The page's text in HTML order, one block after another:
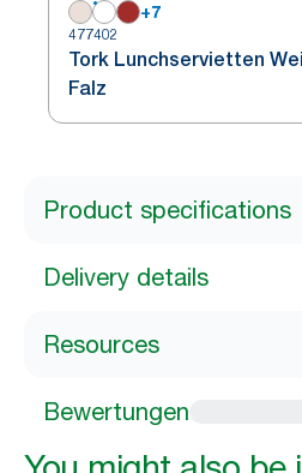
+7
477402
Tork Lunchservietten
Falz
Product specifications
Delivery details
Resources
Bewertungen